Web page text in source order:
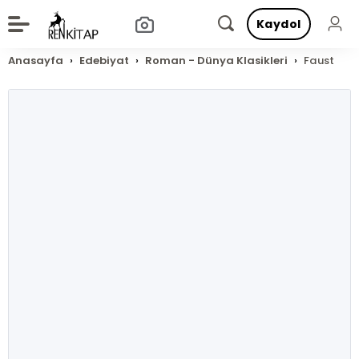
Kaydol
Anasayfa Edebiyat Roman - Dünya Klasikleri Faust